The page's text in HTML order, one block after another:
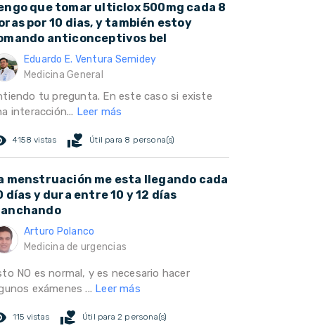
que tomar ulticlox 500mg cada 8
por 10 dias, y también estoy
anticonceptivos bel
Eduardo E. Ventura Semidey
Medicina General
tu pregunta. En este caso si existe
interacción... Leer más
4158 vistas volunteer_activism Útil para 8 persona(s)
menstruación me esta llegando cada
días y dura entre 10 y 12 días
Arturo Polanco
Medicina de urgencias
NO es normal, y es necesario hacer
exámenes ... Leer más
115 vistas volunteer_activism Útil para 2 persona(s)